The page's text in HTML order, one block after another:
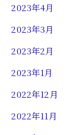
2023年4月
2023年3月
2023年2月
2023年1月
2022年12月
2022年11月